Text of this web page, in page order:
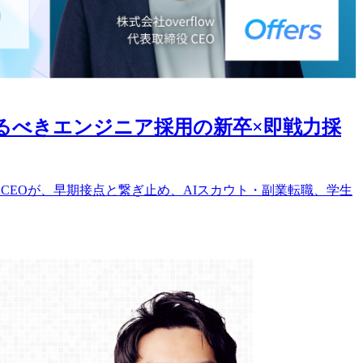
きエンジニア採用の新卒×即戦力採
が、早期接点と繋ぎ止め、AIスカウト・副業転職、学生